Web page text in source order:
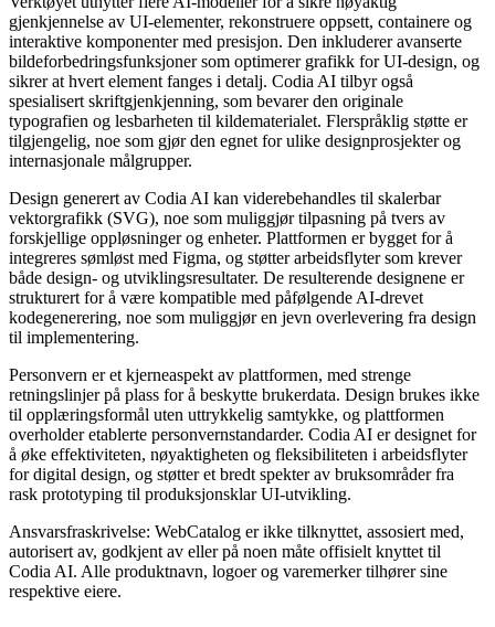
gjenkjennelse av UI-elementer, rekonstruere oppsett, containere og
interaktive komponenter med presisjon. Den inkluderer avanserte
bildeforbedringsfunksjoner som optimerer grafikk for UI-design, og
sikrer at hvert element fanges i detalj. Codia AI tilbyr også
spesialisert skriftgjenkjenning, som bevarer den originale
typografien og lesbarheten til kildematerialet. Flerspråklig støtte er
tilgjengelig, noe som gjør den egnet for ulike designprosjekter og
internasjonale målgrupper.
Design generert av Codia AI kan viderebehandles til skalerbar
vektorgrafikk (SVG), noe som muliggjør tilpasning på tvers av
forskjellige oppløsninger og enheter. Plattformen er bygget for å
integreres sømløst med Figma, og støtter arbeidsflyter som krever
både design- og utviklingsresultater. De resulterende designene er
strukturert for å være kompatible med påfølgende AI-drevet
kodegenerering, noe som muliggjør en jevn overlevering fra design
til implementering.
Personvern er et kjerneaspekt av plattformen, med strenge
retningslinjer på plass for å beskytte brukerdata. Design brukes ikke
til opplæringsformål uten uttrykkelig samtykke, og plattformen
overholder etablerte personvernstandarder. Codia AI er designet for
å øke effektiviteten, nøyaktigheten og fleksibiliteten i arbeidsflyter
for digital design, og støtter et bredt spekter av bruksområder fra
rask prototyping til produksjonsklar UI-utvikling.
Ansvarsfraskrivelse: WebCatalog er ikke tilknyttet, assosiert med,
autorisert av, godkjent av eller på noen måte offisielt knyttet til
Codia AI. Alle produktnavn, logoer og varemerker tilhører sine
respektive eiere.